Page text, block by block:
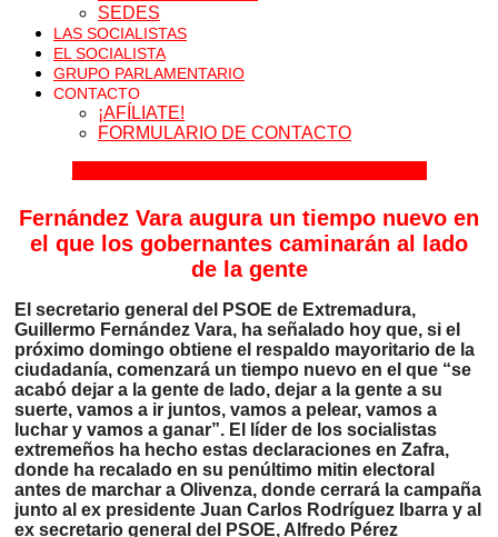
SEDES
LAS SOCIALISTAS
EL SOCIALISTA
GRUPO PARLAMENTARIO
CONTACTO
¡AFÍLIATE!
FORMULARIO DE CONTACTO
Fernández Vara augura un tiempo nuevo en
el que los gobernantes caminarán al lado
de la gente
El secretario general del PSOE de Extremadura,
Guillermo Fernández Vara, ha señalado hoy que, si el
próximo domingo obtiene el respaldo mayoritario de la
ciudadanía, comenzará un tiempo nuevo en el que “se
acabó dejar a la gente de lado, dejar a la gente a su
suerte, vamos a ir juntos, vamos a pelear, vamos a
luchar y vamos a ganar”. El líder de los socialistas
extremeños ha hecho estas declaraciones en Zafra,
donde ha recalado en su penúltimo mitin electoral
antes de marchar a Olivenza, donde cerrará la campaña
junto al ex presidente Juan Carlos Rodríguez Ibarra y al
ex secretario general del PSOE, Alfredo Pérez